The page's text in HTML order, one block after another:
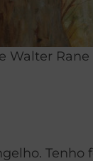
Walter Rane